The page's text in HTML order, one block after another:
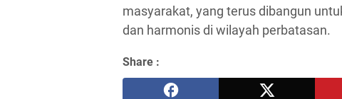
masyarakat, yang terus dibangun
dan harmonis di wilayah perbatasan.
Share :